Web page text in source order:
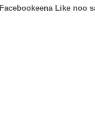
Facebookeena Like noo